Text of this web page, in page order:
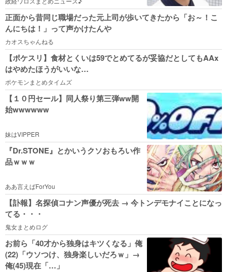
正面から昔同じ職場だった元上司が歩いてきたから「お～！こ
んにちは！」って声かけたんや
カオスちゃんねる
【ポケスリ】食材とくいは59でとめてるが妥協だとしてもAAx
はやめたほうがいいな…
ポケモンまとめタイムズ
【１０円セール】同人祭り第三弾ww開
始wwwwww
妹はVIPPER
『Dr.STONE』とかいうクソおもろい作
品ｗｗｗ
ああ言えばForYou
【訃報】名探偵コナン声優が死去 → 今トンデモナイことになっ
てる・・・
鬼女まとめログ
お前ら「40才から独身はキツくなる」俺
(22)「ウソつけ、独身楽しいだろｗ」→
俺(45)現在「…」